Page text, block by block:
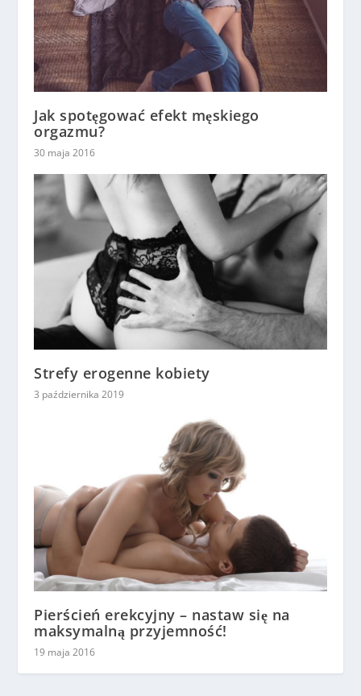
Jak spotęgować efekt męskiego
orgazmu?
30 maja 2016
Strefy erogenne kobiety
3 października 2019
Pierścień erekcyjny – nastaw się na
maksymalną przyjemność!
19 maja 2016